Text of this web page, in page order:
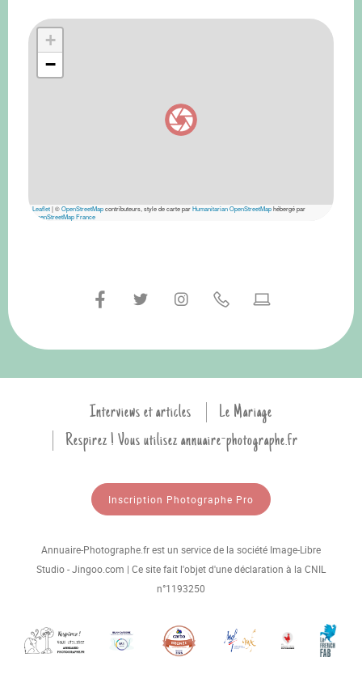
+
−
Leaflet|©OpenStreetMapcontributeurs, style de carte parHumanitarian OpenStreetMaphébergé par
OpenStreetMap France
Interviews et articles
Le Mariage
Respirez ! Vous utilisez annuaire-photographe.fr
Inscription Photographe Pro
Annuaire-Photographe.fr est un service de la société Image-Libre
Studio - Jingoo.com | Ce site fait l'objet d'une déclaration à la CNIL
n°1193250